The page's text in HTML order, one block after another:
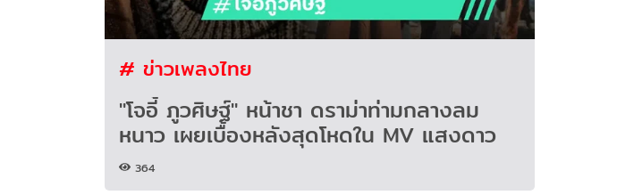
# ข่าวเพลงไทย
"โจอี้ ภูวศิษฐ์" หน้าชา ดราม่าท่ามกลางลม
หนาว เผยเบื้องหลังสุดโหดใน MV แสงดาว
364